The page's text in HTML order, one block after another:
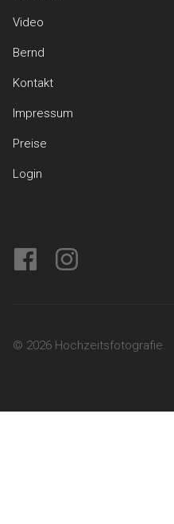
Video
Bernd
Kontakt
Impressum
Preise
Login
facebookinstagram
© 2026 Hochzeitsfotografie.